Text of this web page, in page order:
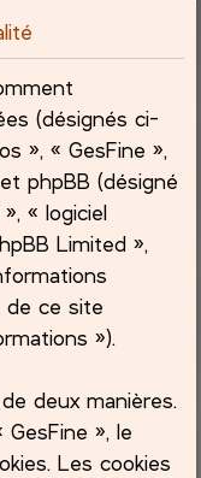
c
(désignés ci-
», « GesFine »,
phpBB (désigné
« logiciel
Limited »,
de ce site
»).
deux manières.
», le
Les cookies